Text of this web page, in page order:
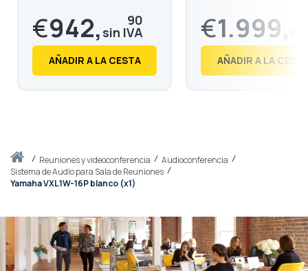
Inicioreuniones y videoconferencia
Audioconferencia
Sistema de Audio para Sala de Reuniones
Yamaha VXL1W-16P blanco (x1)
€942, 90
€ 1.140,
AÑADIR A LA CESTA
€1.999,
€ 2.418,
AÑADIR A LA